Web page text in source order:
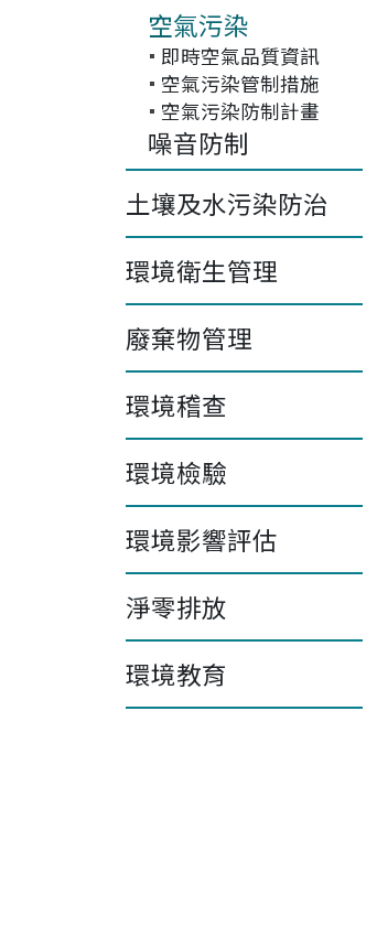
空氣污染
即時空氣品質資訊
空氣污染管制措施
空氣污染防制計畫
噪音防制
土壤及水污染防治
環境衛生管理
廢棄物管理
環境稽查
環境檢驗
環境影響評估
淨零排放
環境教育